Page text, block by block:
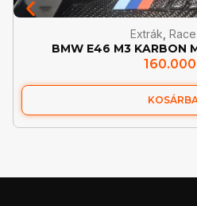
Extrák
BMW E46 M3 KARBON
160.000